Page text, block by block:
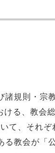
諸規則・宗
ける、教会
て、それぞ
教会が「